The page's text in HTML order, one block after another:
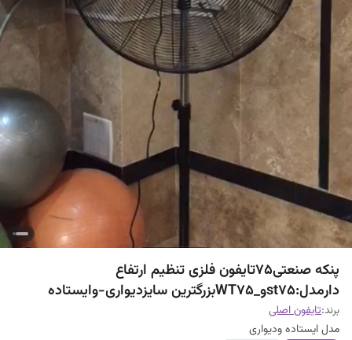
پنکه صنعتی۷۵تایفون فلزی تنظیم ارتفاع
دارمدل:st75و_WT75بزرگترین سایزدیواری-وایستاده
برند:تایفون اصلی
مدل ایستاده ودیواری